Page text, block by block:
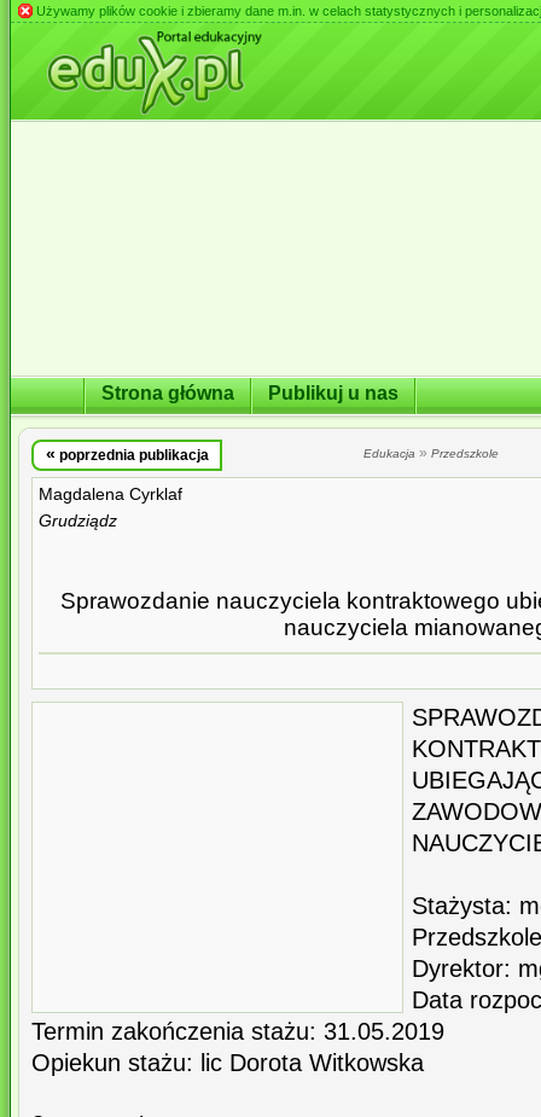
Używamy plików cookie i zbieramy dane m.in. w celach statystycznych i
Strona główna Publikuj u nas
« poprzednia publikacja Edukacja » Przedszkole
Magdalena Cyrklaf
Grudziądz
Sprawozdanie nauczyciela kontraktowego
nauczyciela
Stażysta:
Dyrektor:
Data
Termin zakończenia stażu: 31.05.2019
Opiekun stażu: lic Dorota Witkowska